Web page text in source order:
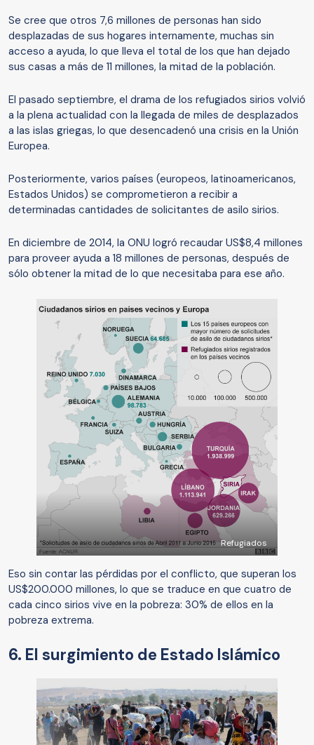
Se cree que otros 7,6 millones de personas han sido
desplazadas de sus hogares internamente, muchas sin
acceso a ayuda, lo que lleva el total de los que han dejado
sus casas a más de 11 millones, la mitad de la población.
El pasado septiembre, el drama de los refugiados sirios volvió
a la plena actualidad con la llegada de miles de desplazados
a las islas griegas, lo que desencadenó una crisis en la Unión
Europea.
Posteriormente, varios países (europeos, latinoamericanos,
Estados Unidos) se comprometieron a recibir a
determinadas cantidades de solicitantes de asilo sirios.
En diciembre de 2014, la ONU logró recaudar US$8,4 millones
para proveer ayuda a 18 millones de personas, después de
sólo obtener la mitad de lo que necesitaba para ese año.
Refugiados
Eso sin contar las pérdidas por el conflicto, que superan los
US$200.000 millones, lo que se traduce en que cuatro de
cada cinco sirios vive en la pobreza: 30% de ellos en la
pobreza extrema.
6. El surgimiento de Estado Islámico